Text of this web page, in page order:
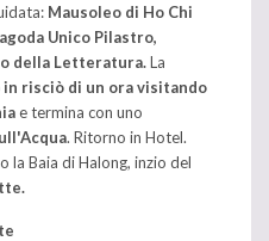
Mausoleo di Ho Chi
Unico Pilastro,
della Letteratura.La
in risciò di un ora visitando
e termina con uno
. Ritorno in Hotel.
la Baia di Halong, inzio del